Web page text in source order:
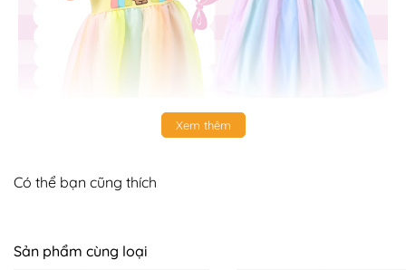
Xem thêm
Có thể bạn cũng thích
Sản phẩm cùng loại